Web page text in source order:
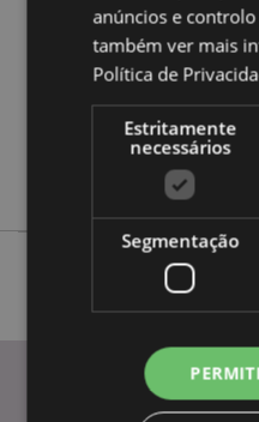
144
0.044000
Não
anúncios e
também ver mais
Política de
Estritamente
necessários
Segmentação